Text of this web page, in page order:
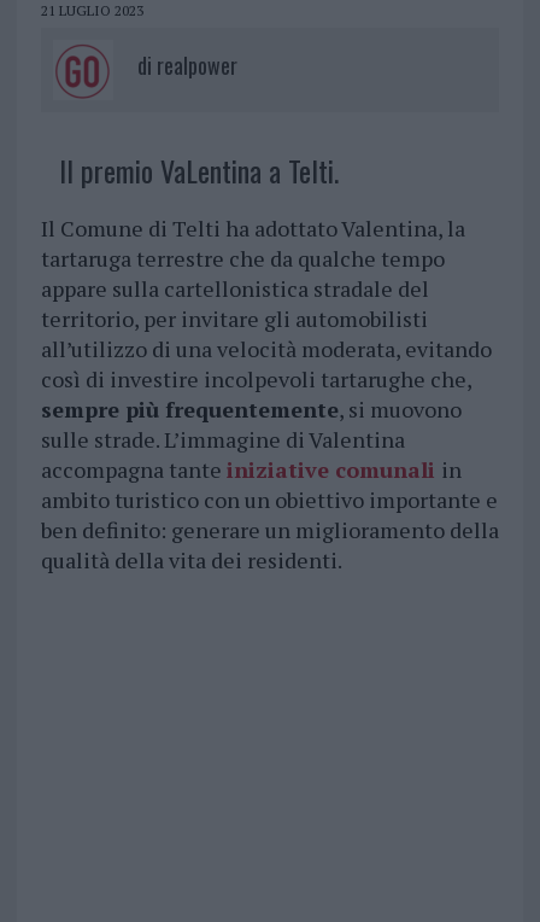
21 LUGLIO 2023
di realpower
Il premio VaLentina a Telti.
Il Comune di Telti ha adottato Valentina, la
tartaruga terrestre che da qualche tempo
appare sulla cartellonistica stradale del
territorio, per invitare gli automobilisti
all’utilizzo di una velocità moderata, evitando
così di investire incolpevoli tartarughe che,
sempre più frequentemente, si muovono
sulle strade. L’immagine di Valentina
accompagna tante iniziative comunali in
ambito turistico con un obiettivo importante e
ben definito: generare un miglioramento della
qualità della vita dei residenti.